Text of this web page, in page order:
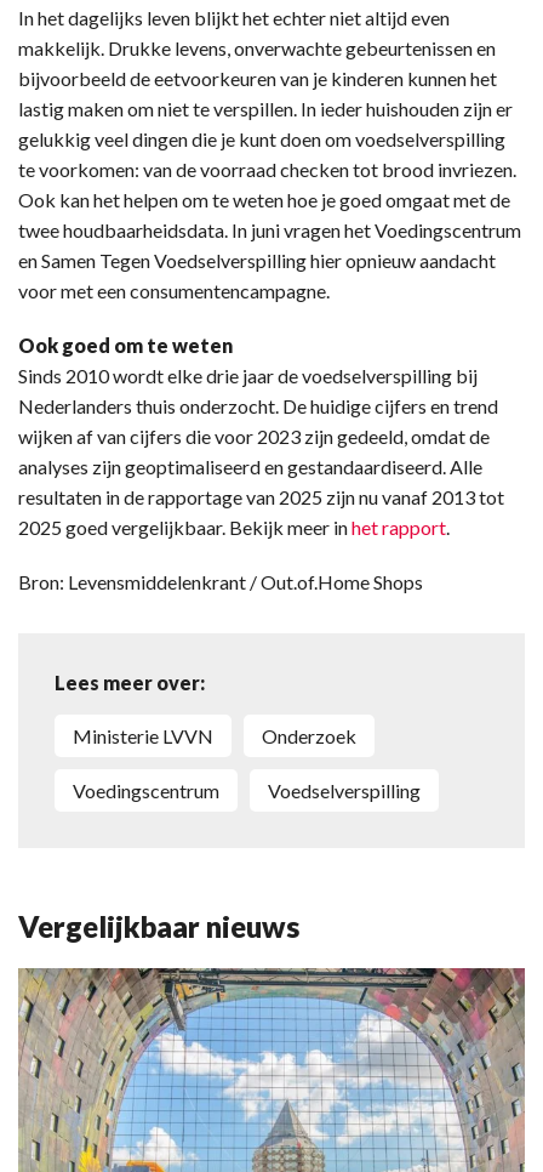
In het dagelijks leven blijkt het echter niet altijd even
makkelijk. Drukke levens, onverwachte gebeurtenissen en
bijvoorbeeld de eetvoorkeuren van je kinderen kunnen het
lastig maken om niet te verspillen. In ieder huishouden zijn er
gelukkig veel dingen die je kunt doen om voedselverspilling
te voorkomen: van de voorraad checken tot brood invriezen.
Ook kan het helpen om te weten hoe je goed omgaat met de
twee houdbaarheidsdata. In juni vragen het Voedingscentrum
en Samen Tegen Voedselverspilling hier opnieuw aandacht
voor met een consumentencampagne.
Ook goed om te weten
Sinds 2010 wordt elke drie jaar de voedselverspilling bij
Nederlanders thuis onderzocht. De huidige cijfers en trend
wijken af van cijfers die voor 2023 zijn gedeeld, omdat de
analyses zijn geoptimaliseerd en gestandaardiseerd. Alle
resultaten in de rapportage van 2025 zijn nu vanaf 2013 tot
2025 goed vergelijkbaar. Bekijk meer inhet rapport.
Bron: Levensmiddelenkrant / Out.of.Home Shops
Lees meer over:
ministerie LVVN onderzoek
Voedingscentrum voedselverspilling
Vergelijkbaar nieuws